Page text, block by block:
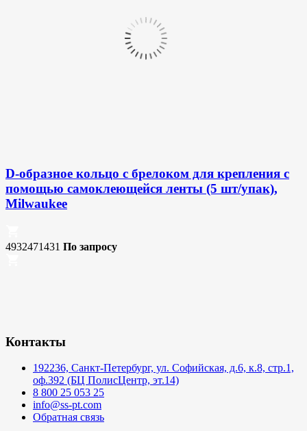
D-образное кольцо с брелоком для крепления с
помощью самоклеющейся ленты (5 шт/упак),
Milwaukee
4932471431 По запросу
Контакты
192236, Санкт-Петербург, ул. Софийская, д.6, к.8, стр.1,
оф.392 (БЦ ПолисЦентр, эт.14)
8 800 25 053 25
info@ss-pt.com
Обратная связь